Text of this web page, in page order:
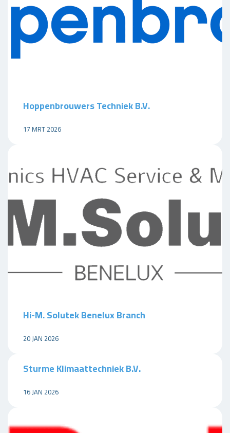
Hoppenbrouwers Techniek B.V.
17 MRT 2026
Hi-M. Solutek Benelux Branch
20 JAN 2026
Sturme Klimaattechniek B.V.
16 JAN 2026